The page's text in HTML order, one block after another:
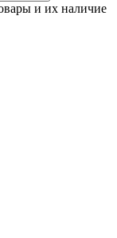
и их наличие